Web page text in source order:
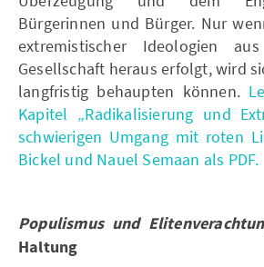
Bürgerinnen und Bürger. Nur
extremistischer Ideologien
Gesellschaft heraus erfolgt, wird
langfristig behaupten können.
Kapitel „Radikalisierung und
schwierigen Umgang mit roten
Bickel und Nauel Semaan als PDF.
Populismus und
Haltung